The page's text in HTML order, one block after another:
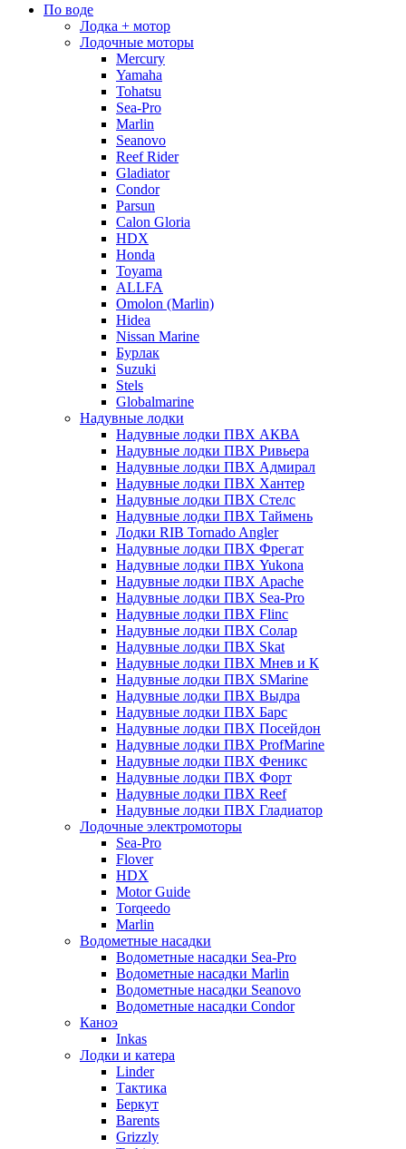
По воде
Лодка + мотор
Лодочные моторы
Mercury
Yamaha
Tohatsu
Sea-Pro
Marlin
Seanovo
Reef Rider
Gladiator
Condor
Parsun
Calon Gloria
HDX
Honda
Toyama
ALLFA
Omolon (Marlin)
Hidea
Nissan Marine
Бурлак
Suzuki
Stels
Globalmarine
Надувные лодки
Надувные лодки ПВХ АКВА
Надувные лодки ПВХ Ривьера
Надувные лодки ПВХ Адмирал
Надувные лодки ПВХ Хантер
Надувные лодки ПВХ Стелс
Надувные лодки ПВХ Таймень
Лодки RIB Tornado Angler
Надувные лодки ПВХ Фрегат
Надувные лодки ПВХ Yukona
Надувные лодки ПВХ Apache
Надувные лодки ПВХ Sea-Pro
Надувные лодки ПВХ Flinc
Надувные лодки ПВХ Солар
Надувные лодки ПВХ Skat
Надувные лодки ПВХ Мнев и К
Надувные лодки ПВХ SMarine
Надувные лодки ПВХ Выдра
Надувные лодки ПВХ Барс
Надувные лодки ПВХ Посейдон
Надувные лодки ПВХ ProfMarine
Надувные лодки ПВХ Феникс
Надувные лодки ПВХ Форт
Надувные лодки ПВХ Reef
Надувные лодки ПВХ Гладиатор
Лодочные электромоторы
Sea-Pro
Flover
HDX
Motor Guide
Torqeedo
Marlin
Водометные насадки
Водометные насадки Sea-Pro
Водометные насадки Marlin
Водометные насадки Seanovo
Водометные насадки Condor
Каноэ
Inkas
Лодки и катера
Linder
Тактика
Беркут
Barents
Grizzly